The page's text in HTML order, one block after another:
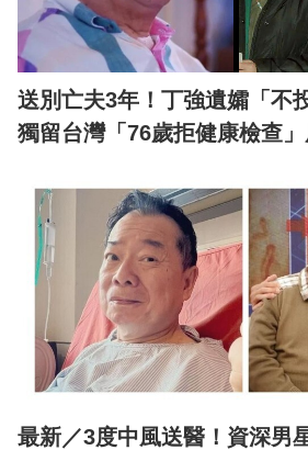
送別亡夫3年！丁強遺孀「不
獨留台灣「76歲拒健康檢查
最新／3度中風送醫！資深男